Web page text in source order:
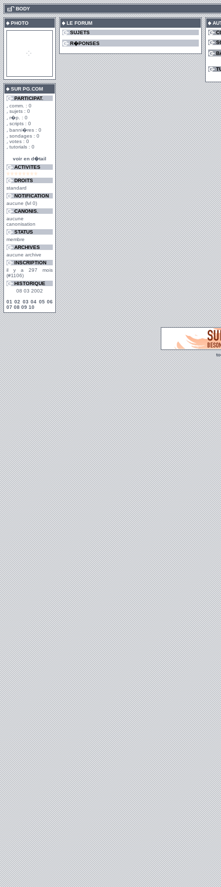
BODY
PHOTO
SUR PG.COM
PARTICIPAT.
comm. : 0
sujets : 0
r�p. : 0
scripts : 0
banni�res : 0
sondages : 0
votes : 0
tutorials : 0
voir en d�tail
ACTIVITES
DROITS
standard
NOTIFICATION
aucune (lvl 0)
CANONIS.
aucune
canonisation
STATUS
membre
ARCHIVES
aucune archive
INSCRIPTION
il y a 297 mois
(#1106)
HISTORIQUE
08 03 2002
01 02 03 04 05 06
07 08 09 10
LE FORUM
SUJETS
R�PONSES